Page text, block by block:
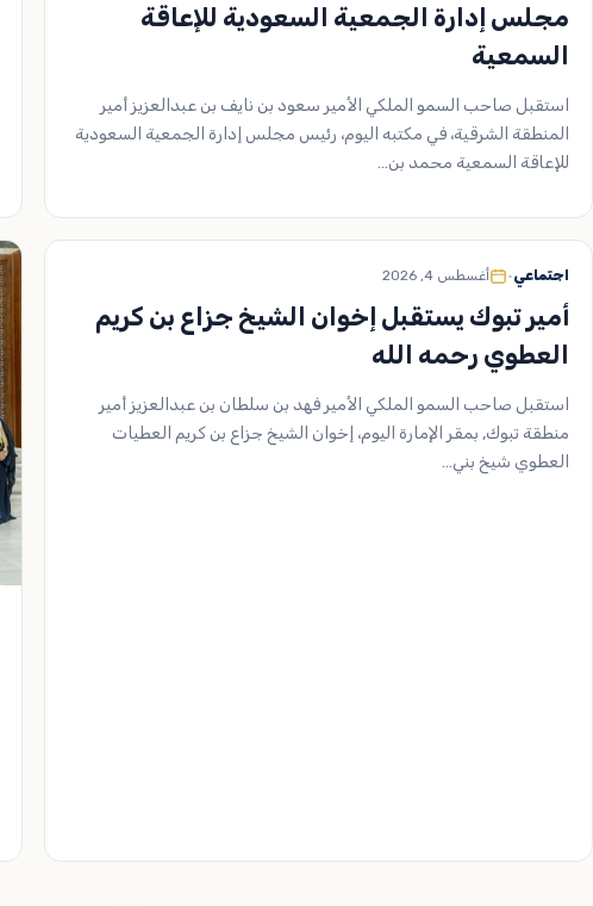
مجلس إدارة الجمعية السعودية للإعاقة
السمعية
استقبل صاحب السمو الملكي الأمير سعود بن نايف بن عبدالعزيز أمير
المنطقة الشرقية، في مكتبه اليوم، رئيس مجلس إدارة الجمعية السعودية
للإعاقة السمعية محمد بن…
اجتماعي• أغسطس 4, 2026
أمير تبوك يستقبل إخوان الشيخ جزاع بن كريم
العطوي رحمه الله
‏‎استقبل صاحب السمو الملكي الأمير فهد بن سلطان بن عبدالعزيز أمير
منطقة تبوك, بمقر الإمارة اليوم، إخوان الشيخ جزاع بن كريم العطيات
العطوي شيخ بني…